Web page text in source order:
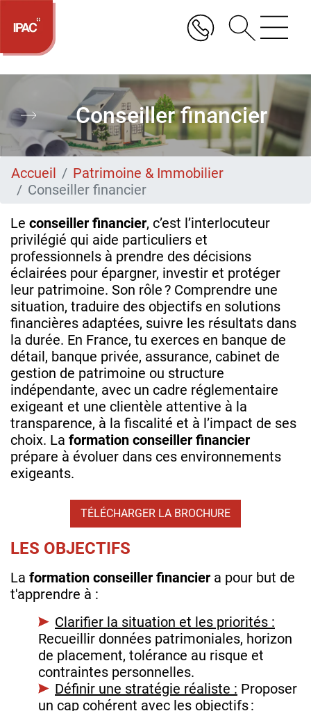
Aller
contenu
Conseiller financier
Accueil
Patrimoine & Immobilier
Conseiller financier
Le conseiller financier, c’est l’interlocuteur
privilégié qui aide particuliers et
professionnels à prendre des décisions
éclairées pour épargner, investir et protéger
leur patrimoine. Son rôle ? Comprendre une
situation, traduire des objectifs en solutions
financières adaptées, suivre les résultats dans
la durée. En France, tu exerces en banque de
détail, banque privée, assurance, cabinet de
gestion de patrimoine ou structure
indépendante, avec un cadre réglementaire
exigeant et une clientèle attentive à la
transparence, à la fiscalité et à l’impact de ses
choix. La formation conseiller financier
prépare à évoluer dans ces environnements
exigeants.
TÉLÉCHARGER LA BROCHURE
LES OBJECTIFS
La formation conseiller financier a pour but de
t'apprendre à :
Clarifier la situation et les priorités :
Recueillir données patrimoniales, horizon
de placement, tolérance au risque et
contraintes personnelles.
Définir une stratégie réaliste : Proposer
un cap cohérent avec les objectifs :